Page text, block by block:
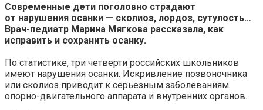
Современные дети поголовно страдают
от нарушения осанки — сколиоз, лордоз, сутулость…
Врач-педиатр Марина Мягкова рассказала, как
исправить и сохранить осанку.
По статистике, три четверти российских школьников
имеют нарушения осанки. Искривление позвоночника
или сколиоз приводит к серьезным заболеваниям
опорно-двигательного аппарата и внутренних органов.